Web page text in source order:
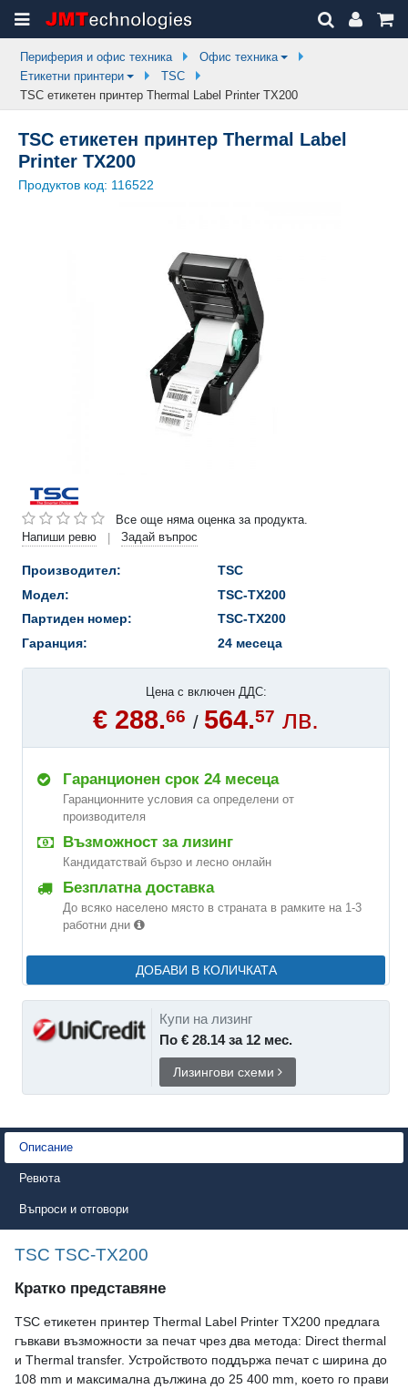
Периферия и офис техника
Офис техника
Етикетни принтери
TSC
TSC етикетен принтер Thermal Label Printer TX200
TSC етикетен принтер Thermal Label
Printer TX200
Продуктов код: 116522
Все още няма оценка за продукта.
Напиши ревю
| Задай въпрос
Производител:
TSC
Модел:
TSC-TX200
Партиден номер:
TSC-TX200
Гаранция:
24 месеца
Цена с включен ДДС:
€ 288.66 / 564.57 лв.
Гаранционен срок 24 месеца
Гаранционните условия са определени от
производителя
Възможност за лизинг
Кандидатствай бързо и лесно онлайн
Безплатна доставка
До всяко населено място в страната в рамките на 1-3
работни дни
ДОБАВИ В КОЛИЧКАТА
Купи на лизинг
По € 28.14 за 12 мес.
Лизингови схеми
Описание
Ревюта
Въпроси и отговори
TSC TSC-TX200
Кратко представяне
TSC етикетен принтер Thermal Label Printer TX200 предлага
гъвкави възможности за печат чрез два метода: Direct thermal
и Thermal transfer. Устройството поддържа печат с ширина до
108 mm и максимална дължина до 25 400 mm, което го прави